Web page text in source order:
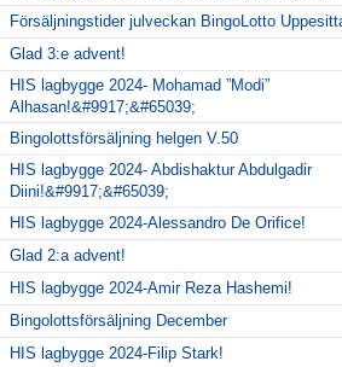
Försäljningstider julveckan BingoLotto
Glad 3:e advent!
HIS lagbygge 2024- Mohamad ”Modi”
Alhasan!&#9917;&#65039;
Bingolottsförsäljning helgen V.50
HIS lagbygge 2024- Abdishaktur Abdulgadir
Diini!&#9917;&#65039;
HIS lagbygge 2024-Alessandro De Orifice!
Glad 2:a advent!
HIS lagbygge 2024-Amir Reza Hashemi!
Bingolottsförsäljning December
HIS lagbygge 2024-Filip Stark!